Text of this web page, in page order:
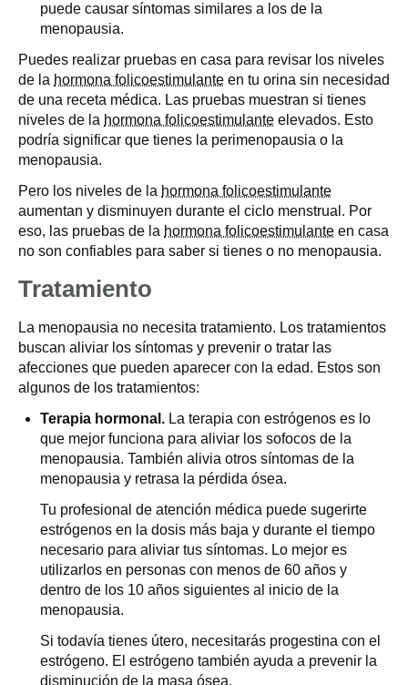
puede causar síntomas similares a los de la
menopausia.
Puedes realizar pruebas en casa para revisar los niveles
de la hormona folicoestimulante en tu orina sin necesidad
de una receta médica. Las pruebas muestran si tienes
niveles de la hormona folicoestimulante elevados. Esto
podría significar que tienes la perimenopausia o la
menopausia.
Pero los niveles de la hormona folicoestimulante
aumentan y disminuyen durante el ciclo menstrual. Por
eso, las pruebas de la hormona folicoestimulante en casa
no son confiables para saber si tienes o no menopausia.
Tratamiento
La menopausia no necesita tratamiento. Los tratamientos
buscan aliviar los síntomas y prevenir o tratar las
afecciones que pueden aparecer con la edad. Estos son
algunos de los tratamientos:
Terapia hormonal. La terapia con estrógenos es lo
que mejor funciona para aliviar los sofocos de la
menopausia. También alivia otros síntomas de la
menopausia y retrasa la pérdida ósea.
Tu profesional de atención médica puede sugerirte
estrógenos en la dosis más baja y durante el tiempo
necesario para aliviar tus síntomas. Lo mejor es
utilizarlos en personas con menos de 60 años y
dentro de los 10 años siguientes al inicio de la
menopausia.
Si todavía tienes útero, necesitarás progestina con el
estrógeno. El estrógeno también ayuda a prevenir la
disminución de la masa ósea.